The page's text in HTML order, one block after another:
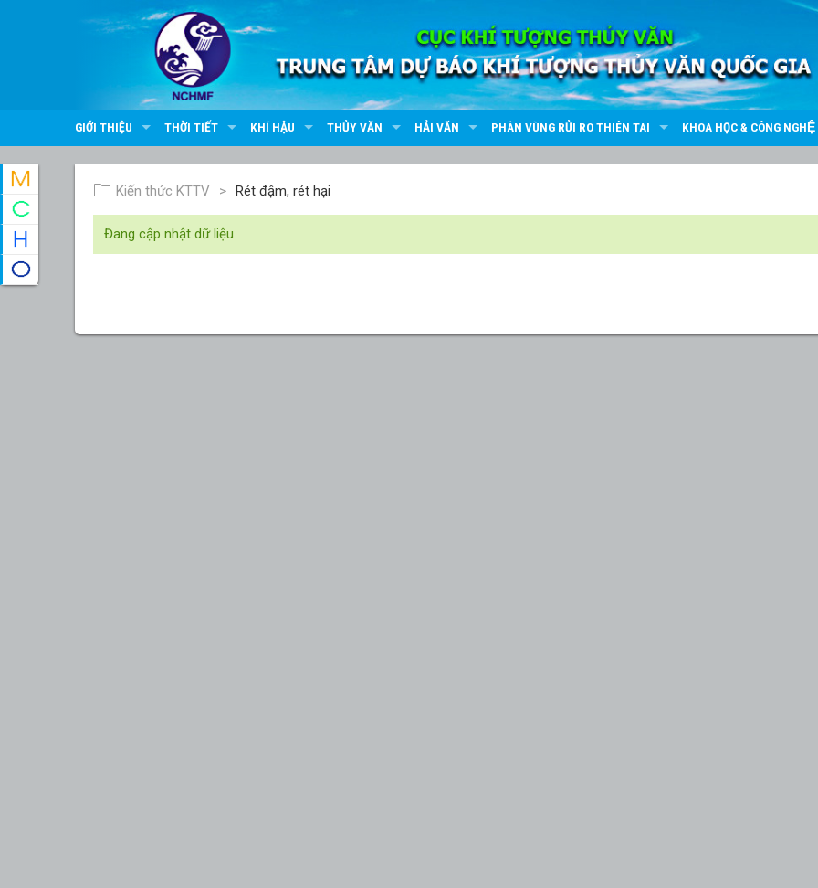
GIỚI THIỆU THỜI TIẾT KHÍ HẬU THỦY VĂN HẢI VĂN PHÂN VÙNG RỦI RO THIÊN TAI KHOA HỌC & CÔNG NGHỆ
Kiến thức KTTV Rét đậm, rét hại
Đang cập nhật dữ liệu